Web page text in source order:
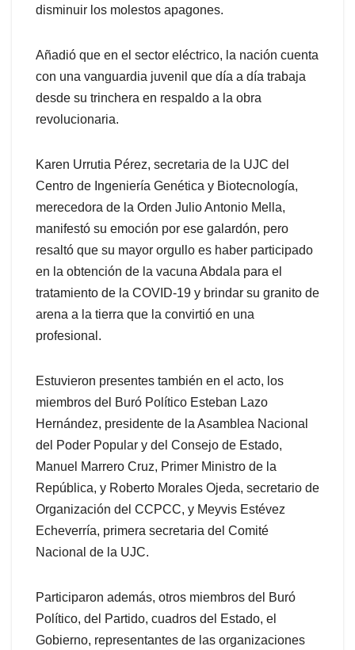
disminuir los molestos apagones.
Añadió que en el sector eléctrico, la nación cuenta
con una vanguardia juvenil que día a día trabaja
desde su trinchera en respaldo a la obra
revolucionaria.
Karen Urrutia Pérez, secretaria de la UJC del
Centro de Ingeniería Genética y Biotecnología,
merecedora de la Orden Julio Antonio Mella,
manifestó su emoción por ese galardón, pero
resaltó que su mayor orgullo es haber participado
en la obtención de la vacuna Abdala para el
tratamiento de la COVID-19 y brindar su granito de
arena a la tierra que la convirtió en una
profesional.
Estuvieron presentes también en el acto, los
miembros del Buró Político Esteban Lazo
Hernández, presidente de la Asamblea Nacional
del Poder Popular y del Consejo de Estado,
Manuel Marrero Cruz, Primer Ministro de la
República, y Roberto Morales Ojeda, secretario de
Organización del CCPCC, y Meyvis Estévez
Echeverría, primera secretaria del Comité
Nacional de la UJC.
Participaron además, otros miembros del Buró
Político, del Partido, cuadros del Estado, el
Gobierno, representantes de las organizaciones